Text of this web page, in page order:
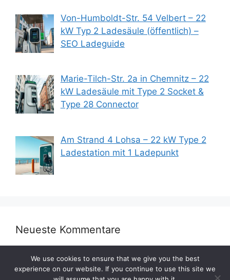
Von-Humboldt-Str. 54 Velbert – 22
kW Typ 2 Ladesäule (öffentlich) –
SEO Ladeguide
Marie-Tilch-Str. 2a in Chemnitz – 22
kW Ladesäule mit Type 2 Socket &
Type 28 Connector
Am Strand 4 Lohsa – 22 kW Type 2
Ladestation mit 1 Ladepunkt
Neueste Kommentare
We use cookies to ensure that we give you the best
experience on our website. If you continue to use this site we